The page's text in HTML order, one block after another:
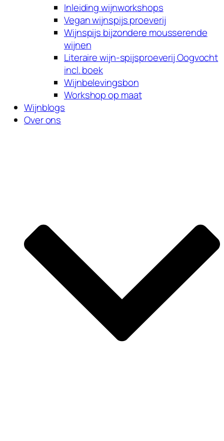
Inleiding wijnworkshops
Vegan wijnspijs proeverij
Wijnspijs bijzondere mousserende
wijnen
Literaire wijn-spijsproeverij Oogvocht
incl. boek
Wijnbelevingsbon
Workshop op maat
Wijnblogs
Over ons